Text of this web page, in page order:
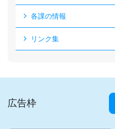
各課の情報
リンク集
広告枠